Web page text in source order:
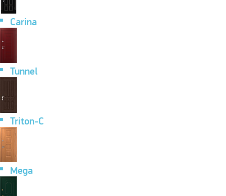
Carina
Tunnel
Triton-C
Mega